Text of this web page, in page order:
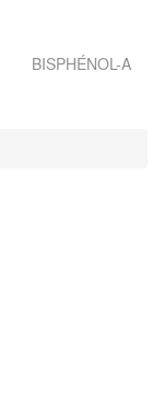
BISPHÉNOL-A